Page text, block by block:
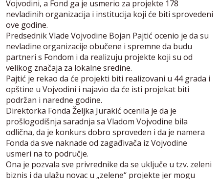
Vojvodini, a Fond ga je usmerio za projekte 178
nevladinih organizacija i institucija koji će biti sprovedeni
ove godine.
Predsednik Vlade Vojvodine Bojan Pajtić ocenio je da su
nevladine organizacije obučene i spremne da budu
partneri s Fondom i da realizuju projekte koji su od
velikog značaja za lokalne sredine.
Pajtić je rekao da će projekti biti realizovani u 44 grada i
opštine u Vojvodini i najavio da će isti projekat biti
podržan i naredne godine.
Direktorka Fonda Željka Jurakić ocenila je da je
prošlogodišnja saradnja sa Vladom Vojvodine bila
odlična, da je konkurs dobro sproveden i da je namera
Fonda da sve naknade od zagađivača iz Vojvodine
usmeri na to područje.
Ona je pozvala sve privrednike da se uključe u tzv. zeleni
biznis i da ulažu novac u „zelene“ projekte jer mogu